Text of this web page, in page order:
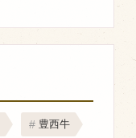
豊西牛